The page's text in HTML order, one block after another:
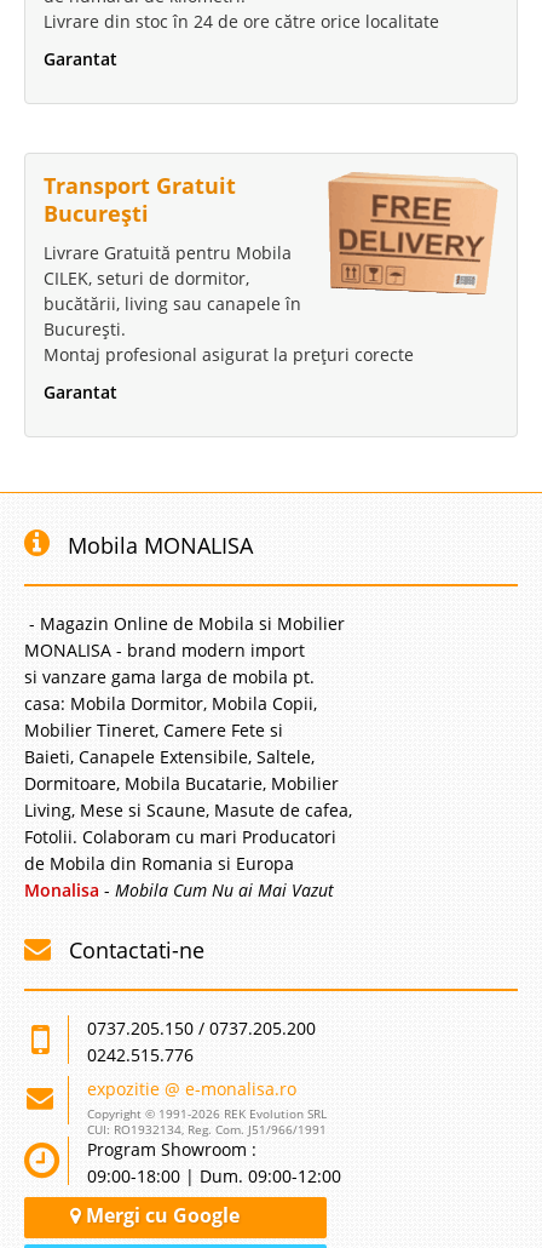
Saltele cu arcuri impachetate independent Pocket Spring - Super
Graphene Premium este prima saltea de Lux de duritate medie cu arcuri
2.135 Lei
Stoc Epuizat - Indisponibil
Adauga la Favorite
Livrare din stoc în 24 de ore către orice localitate
Garantat
Transport Gratuit
București
Livrare Gratuită pentru Mobila
CILEK, seturi de dormitor,
bucătării, living sau canapele în
București.
Montaj profesional asigurat la prețuri corecte
Garantat
Mobila MONALISA
- Magazin Online de Mobila si Mobilier
MONALISA - brand modern import
si vanzare gama larga de mobila pt.
casa: Mobila Dormitor, Mobila Copii,
Mobilier Tineret, Camere Fete si
Baieti, Canapele Extensibile, Saltele,
Dormitoare, Mobila Bucatarie, Mobilier
Living, Mese si Scaune, Masute de cafea,
Fotolii. Colaboram cu mari Producatori
de Mobila din Romania si Europa
Monalisa - Mobila Cum Nu ai Mai Vazut
Contactati-ne
0737.205.150 / 0737.205.200
0242.515.776
expozitie @ e-monalisa.ro
Copyright © 1991-2026 REK Evolution SRL
CUI: RO1932134, Reg. Com. J51/966/1991
Program Showroom :
09:00-18:00 | Dum. 09:00-12:00
Mergi cu Google